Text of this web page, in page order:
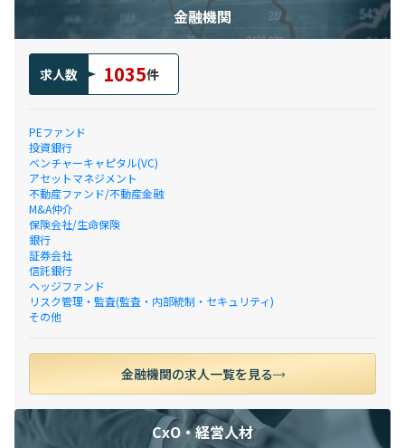
金融機関
求人数 1035件
PEファンド
投資銀行
ベンチャーキャピタル(VC)
アセットマネジメント
不動産ファンド/不動産金融
M&A仲介
保険会社/生命保険
銀行
証券会社
信託銀行
ヘッジファンド
リスク管理・監査(監査・内部統制・セキュリティ)
その他
金融機関の求人一覧を見る
CxO・経営人材